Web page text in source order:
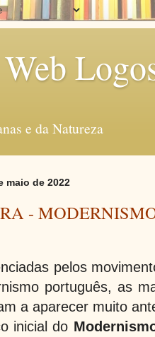
e da Natureza
maio de 2022
-
pelos
português, as
a aparecer muito
inicial do